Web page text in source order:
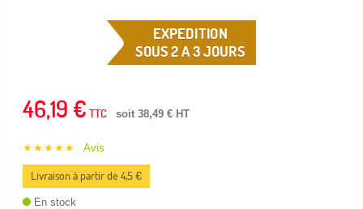
EXPEDITION
SOUS 2 A 3 JOURS
46,19 € TTC soit 38,49 € HT
★★★★★ Avis
Livraison à partir de 4,5 €
En stock